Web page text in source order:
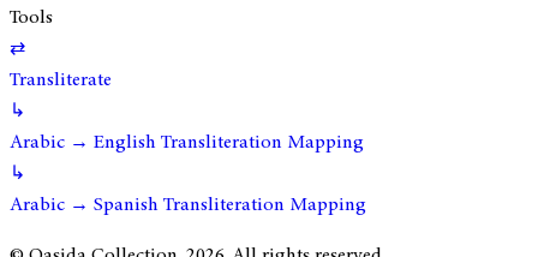
Tools
⇄
Transliterate
↳
Arabic → English Transliteration Mapping
↳
Arabic → Spanish Transliteration Mapping